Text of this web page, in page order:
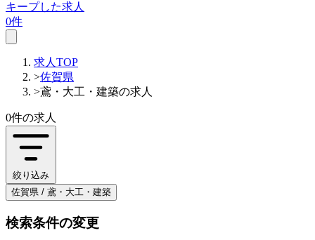
キープした求人
0件
求人TOP
>佐賀県
>鳶・大工・建築の求人
0件の求人
絞り込み
佐賀県 / 鳶・大工・建築
検索条件の変更